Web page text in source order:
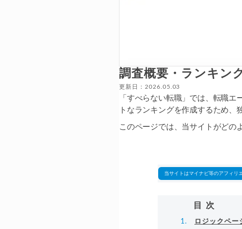
調査概要・ランキン
更新日：2026.05.03
「すべらない転職」では、転職
トなランキングを作成するため、
このページでは、当サイトがどの
当サイトはマイナビ等のアフィリ
目次
ロジックペー